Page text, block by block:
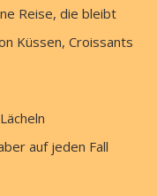
Reise, die bleibt
Küssen, Croissants
auf jeden Fall